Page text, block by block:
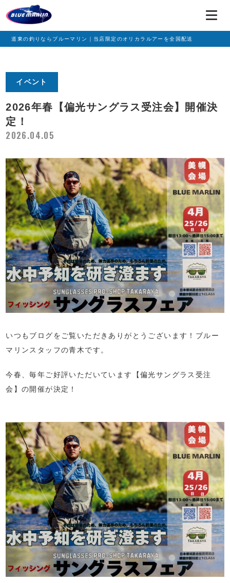
道東の釣りならブルーマリン｜当店限定のオリカラルアーを全国配送
イベント
2026年春【偏光サングラス受注会】開催決
定！
2026.04.05
いつもブログをご覧いただきありがとうございます！ブルー
マリンスタッフの青木です。
今春、毎年ご好評いただいています【偏光サングラス受注
会】の開催が決定！